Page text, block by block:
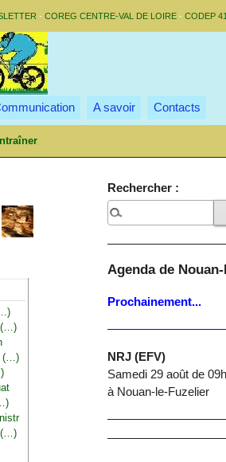
- COREG CENTRE-VAL DE LOIRE - CODEP
A savoir Contacts
(…)
(…)
(…)
Rechercher :
Agenda de
Prochainement...
NRJ (EFV)
Samedi 29 août de
à Nouan-le-Fuzelier